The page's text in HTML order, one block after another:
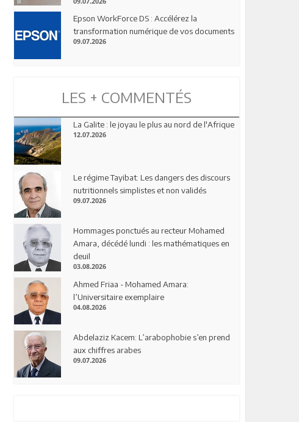
Epson WorkForce DS : Accélérez la
transformation numérique de vos documents
09.07.2026
LES + COMMENTÉS
La Galite : le joyau le plus au nord de l'Afrique
12.07.2026
Le régime Tayibat: Les dangers des discours
nutritionnels simplistes et non validés
09.07.2026
Hommages ponctués au recteur Mohamed
Amara, décédé lundi : les mathématiques en
deuil
03.08.2026
Ahmed Friaa - Mohamed Amara:
l’Universitaire exemplaire
04.08.2026
Abdelaziz Kacem: L’arabophobie s’en prend
aux chiffres arabes
09.07.2026